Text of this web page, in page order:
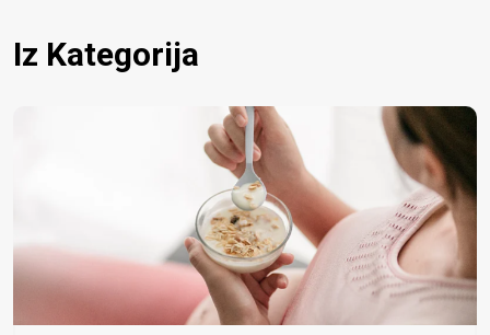
Iz Kategorija